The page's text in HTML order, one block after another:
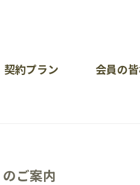
契約プラン 会員の
ご案内